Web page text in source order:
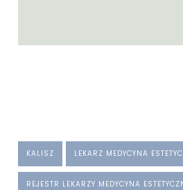
KALISZ LEKARZ MEDYCYNA
REJESTR LEKARZY MEDYCYNA